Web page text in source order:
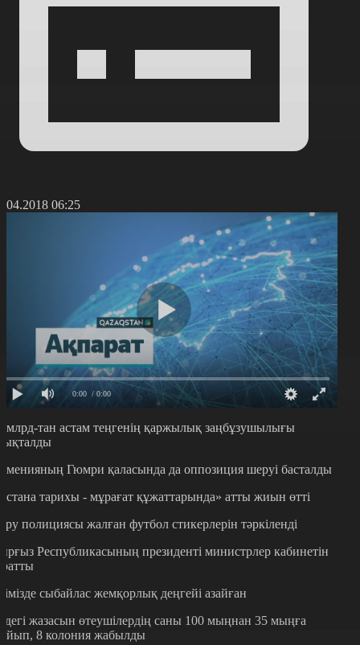
06:25
0:00 / 0:00
млрд-тан астам теңгенің қаржылық заңбұзушылығы
Гюмри қаласында да оппозиция шеруі басталды
тарихы - мұрағат құжаттарында» атты жиын өтті
полициясы жалған футбол стикерлерін тәркіленді
Республикасының президенті министрлер кабинетін
сыбайлас жемқорлық деңгейі азайған
жазасын өтеушілердің саны 100 мыңнан 35 мыңға
8 колония жабылды